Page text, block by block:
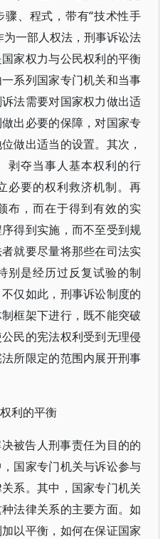
、程式，带有“技术性手
一部人权法，刑事诉讼法
家权力与公民权利的平衡
系列国家专门机关和当事
法需要对国家权力做出适
出必要的保障，对国家专
做出适当的设置。其次，
剥夺当事人基本权利的行
必要的权利救济机制。再
布，而在于得到有效的实
得到实施，而不至受到规
就要尽量将那些在司法实
别是经历过反复试验的制
仅如此，刑事诉讼制度的
框架下进行，既不能突破
民的宪法权利受到无理侵
所限定的范围内展开刑事
利的平衡
被告人刑事责任为目的的
国家专门机关与诉讼参与
系。其中，国家专门机关
法律关系的主要方面。如
以平衡，如何在保证国家